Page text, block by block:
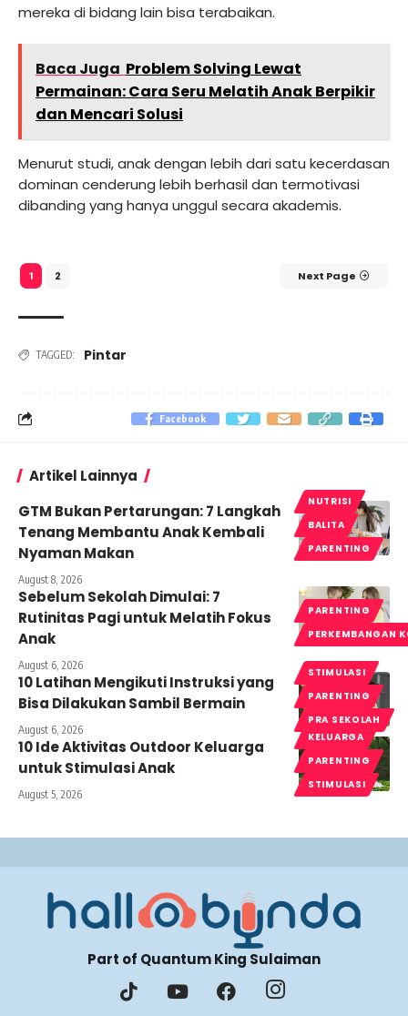
mereka di bidang lain bisa terabaikan.
Baca Juga Problem Solving Lewat
Permainan: Cara Seru Melatih Anak Berpikir
dan Mencari Solusi
Menurut studi, anak dengan lebih dari satu kecerdasan
dominan cenderung lebih berhasil dan termotivasi
dibanding yang hanya unggul secara akademis.
1 2 Next Page
TAGGED: Pintar
Facebook
Artikel Lainnya
NUTRISI
BALITA
PARENTING
GTM Bukan Pertarungan: 7 Langkah
Tenang Membantu Anak Kembali
Nyaman Makan
August 8, 2026
PARENTING
PERKEMBANGAN
Sebelum Sekolah Dimulai: 7
Rutinitas Pagi untuk Melatih Fokus
Anak
August 6, 2026
STIMULASI
PARENTING
PRA SEKOLAH
10 Latihan Mengikuti Instruksi yang
Bisa Dilakukan Sambil Bermain
August 6, 2026
KELUARGA
PARENTING
STIMULASI
10 Ide Aktivitas Outdoor Keluarga
untuk Stimulasi Anak
August 5, 2026
Part of Quantum King Sulaiman